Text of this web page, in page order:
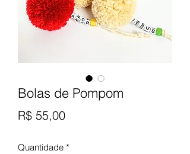
Bolas de Pompom
R$ 55,00Preço
Quantidade *